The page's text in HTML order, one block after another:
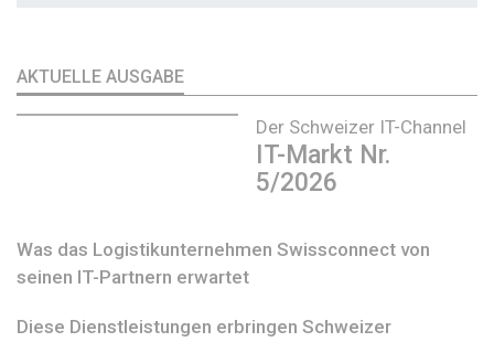
AKTUELLE AUSGABE
Der Schweizer IT-Channel
IT-Markt Nr.
5/2026
Was das Logistikunternehmen Swissconnect von
seinen IT-Partnern erwartet
Diese Dienstleistungen erbringen Schweizer